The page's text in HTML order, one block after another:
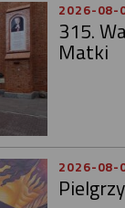
2026-08-
315.
Matki
2026-08-